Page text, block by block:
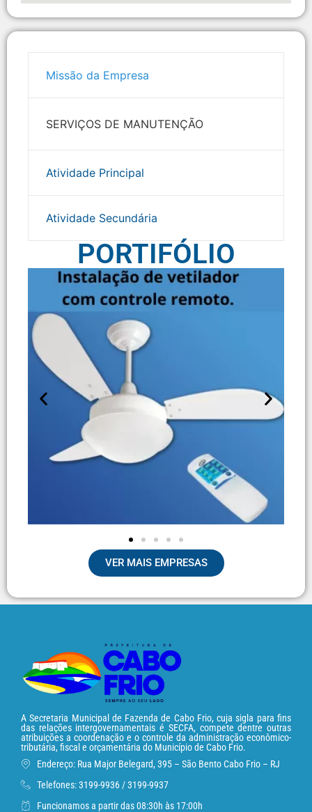
Missão da Empresa
SERVIÇOS DE MANUTENÇÃO
Atividade Principal
Atividade Secundária
PORTIFÓLIO
VER MAIS EMPRESAS
A Secretaria Municipal de Fazenda de Cabo Frio, cuja sigla para fins
das relações intergovernamentais é SECFA, compete dentre outras
atribuições a coordenação e o controle da administração econômico-
tributária, fiscal e orçamentária do Município de Cabo Frio.
Endereço: Rua Major Belegard, 395 – São Bento Cabo Frio – RJ
Telefones: 3199-9936 / 3199-9937
Funcionamos a partir das 08:30h às 17:00h